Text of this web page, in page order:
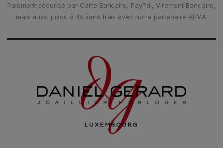
Paiement sécurisé par Carte Bancaire, PayPal, Virement Bancaire,
mais aussi jusqu'à 4x sans frais avec notre partenaire ALMA.